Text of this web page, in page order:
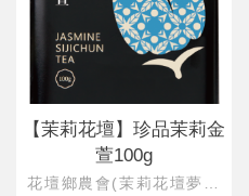
【茉莉花壇】珍品茉莉金
萱100g
花壇鄉農會(茉莉花壇夢想